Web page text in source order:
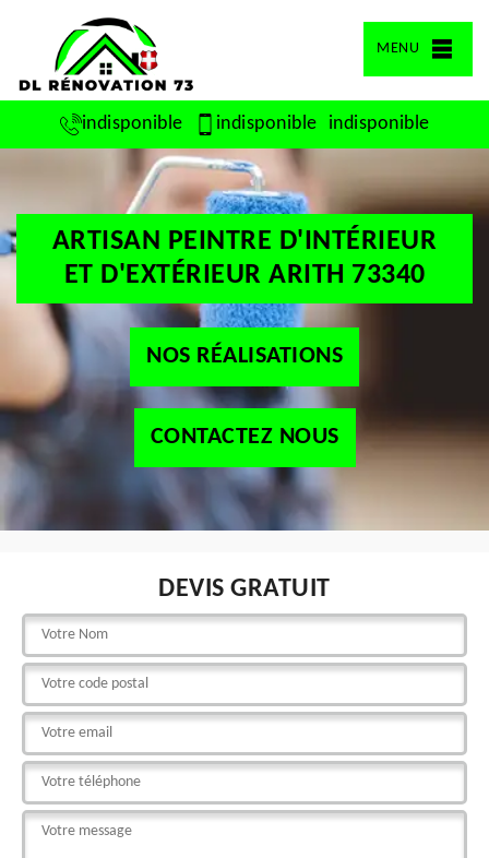
MENU
indisponible indisponible indisponible
ARTISAN PEINTRE D'INTÉRIEUR
ET D'EXTÉRIEUR ARITH 73340
NOS RÉALISATIONS
CONTACTEZ NOUS
DEVIS GRATUIT